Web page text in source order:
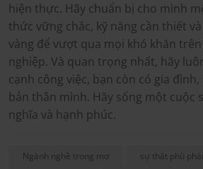
hiện thực. Hãy chuẩn bị cho mình
thức vững chắc, kỹ năng cần thiết
vàng để vượt qua mọi khó khăn
nghiệp. Và quan trọng nhất, hãy
cạnh công việc, bạn còn có gia
bản thân mình. Hãy sống một cuộc
nghĩa và hạnh phúc.
Ngành nghề trong mơ
sự thật phũ